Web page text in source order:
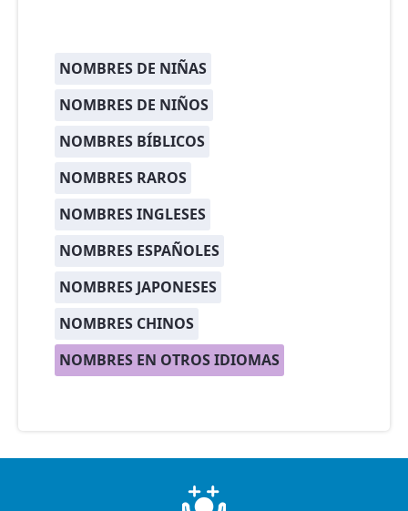
NOMBRES DE NIÑAS
NOMBRES DE NIÑOS
NOMBRES BÍBLICOS
NOMBRES RAROS
NOMBRES INGLESES
NOMBRES ESPAÑOLES
NOMBRES JAPONESES
NOMBRES CHINOS
NOMBRES EN OTROS IDIOMAS